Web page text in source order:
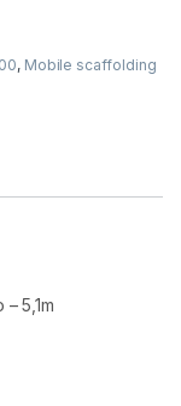
, Mobile scaffolding
5,1m